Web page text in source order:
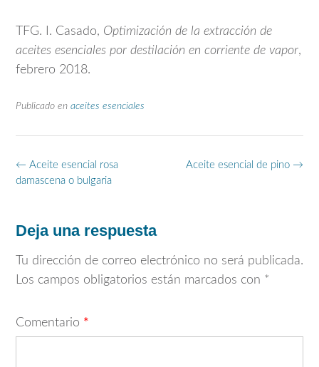
TFG. I. Casado, Optimización de la extracción de
aceites esenciales por destilación en corriente de vapor,
febrero 2018.
Publicado en aceites esenciales
Navegación
de
Aceite esencial de pino →
← Aceite esencial rosa
damascena o bulgaria
Deja una respuesta
Tu dirección de correo electrónico no será publicada.
Los campos obligatorios están marcados con *
Comentario *